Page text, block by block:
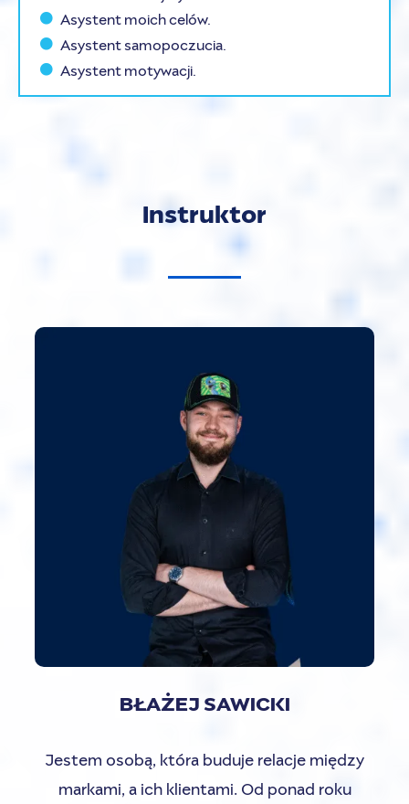
Asystent moich celów.
Asystent samopoczucia.
Asystent motywacji.
Instruktor
BŁAŻEJ SAWICKI
Jestem osobą, która buduje relacje między
markami, a ich klientami. Od ponad roku